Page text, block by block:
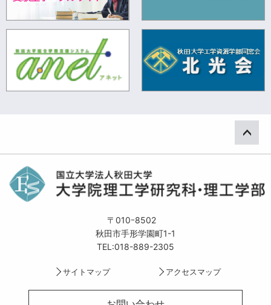
〒010ｰ8502
秋田市手形学園町1-1
TEL:018-889-2305
サイトマップ アクセスマップ